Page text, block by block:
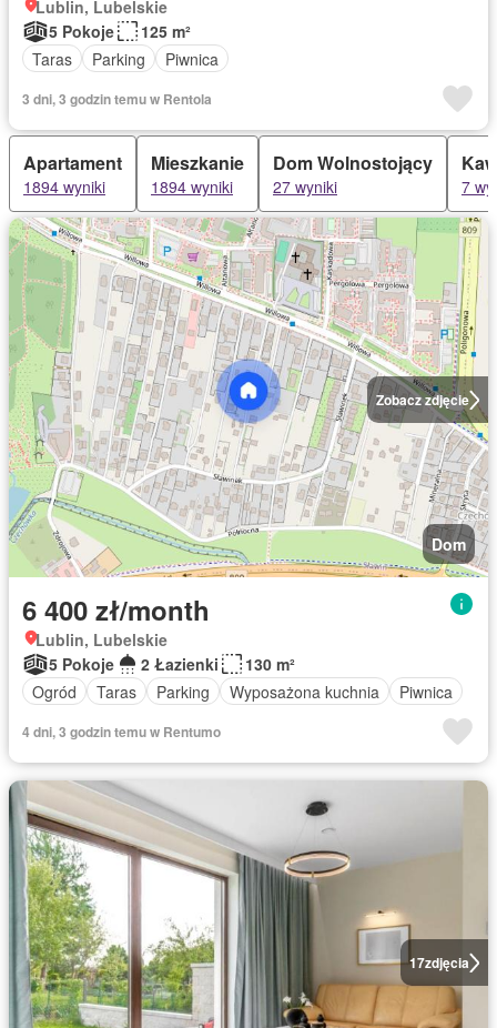
Lublin, Lubelskie
5 Pokoje
125 m²
Taras
Parking Piwnica
3 dni, 3 godzin temu w Rentola
Apartament
1894 wyniki
Mieszkanie
1894 wyniki
Dom Wolnostojący
27 wyniki 7
Zobacz zdjęcie
Dom
6 400 zł/month
Lublin, Lubelskie
5 Pokoje
2 Łazienki
130 m²
Ogród
Taras Parking Wyposażona kuchnia Piwnica
4 dni, 3 godzin temu w Rentumo
17zdjęcia